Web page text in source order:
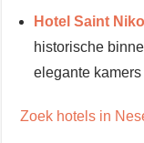
Hotel Saint
historische
elegante
Zoek hotels in